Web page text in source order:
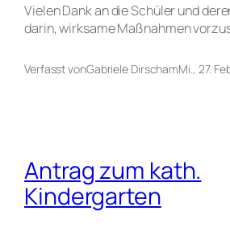
Vielen Dank an die Schüler und
darin, wirksame Maßnahmen
Verfasst vonGabriele DirschamMi., 27.
Antrag zum kath.
Kindergarten